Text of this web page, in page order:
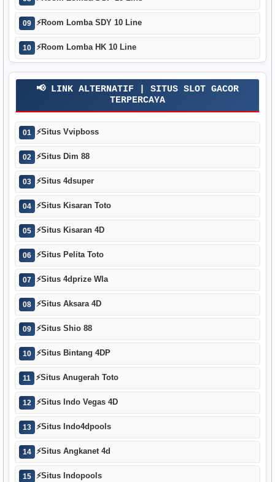
09 ⚡Room Lomba SDY 10 Line
10 ⚡Room Lomba HK 10 Line
📢 LINK ALTERNATIF | SITUS SLOT GACOR
TERPERCAYA
01 ⚡Situs Vvipboss
02 ⚡Situs Dim 88
03 ⚡Situs 4dsuper
04 ⚡Situs Kisaran Toto
05 ⚡Situs Kisaran 4D
06 ⚡Situs Pelita Toto
07 ⚡Situs 4dprize Wla
08 ⚡Situs Aksara 4D
09 ⚡Situs Shio 88
10 ⚡Situs Bintang 4DP
11 ⚡Situs Anugerah Toto
12 ⚡Situs Indo Vegas 4D
13 ⚡Situs Indo4dpools
14 ⚡Situs Angkanet 4d
15 ⚡Situs Indopools